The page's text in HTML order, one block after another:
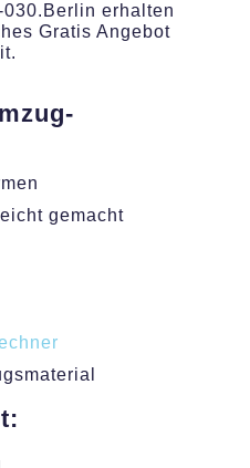
erhalten
Gratis Angebot
gemacht